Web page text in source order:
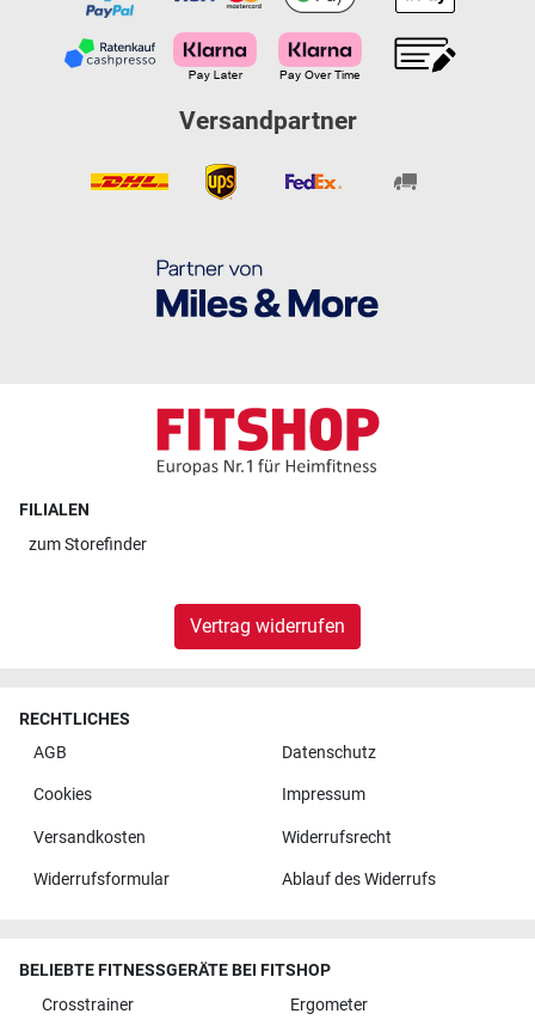
Versandpartner
FILIALEN
zumStorefinder
Vertrag widerrufen
RECHTLICHES
AGB
Datenschutz
Cookies Impressum
Versandkosten Widerrufsrecht
Widerrufsformular Ablauf des Widerrufs
BELIEBTE FITNESSGERÄTE BEI FITSHOP
Crosstrainer
Ergometer